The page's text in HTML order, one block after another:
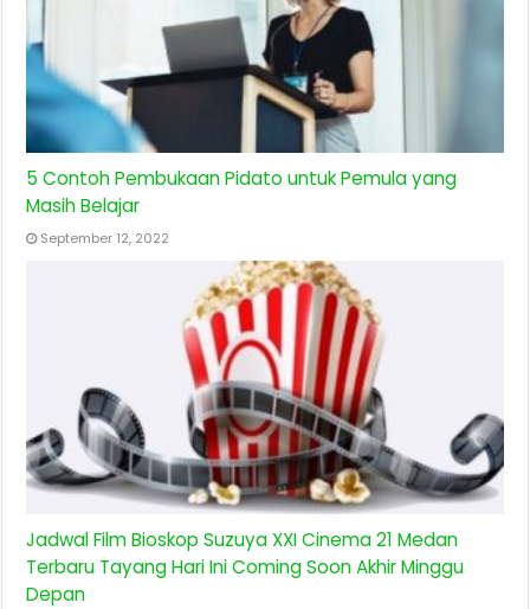
5 Contoh Pembukaan Pidato untuk Pemula yang
Masih Belajar
September 12, 2022
Jadwal Film Bioskop Suzuya XXI Cinema 21 Medan
Terbaru Tayang Hari Ini Coming Soon Akhir Minggu
Depan